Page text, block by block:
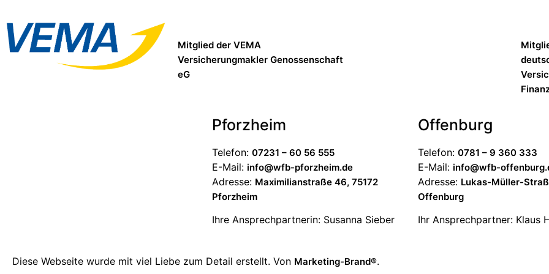
Mitglied der VEMA
Versicherungmakler Genossenschaft
eG
Pforzheim
Telefon: 07231 – 60 56 555
E-Mail: info@wfb-pforzheim.de
Adresse: Maximilianstraße 46, 75172
Pforzheim
Ihre Ansprechpartnerin: Susanna Sieber
Offenburg
Telefon: 0781 – 9 360 333
E-Mail: info@wfb-
Adresse: Lukas-Müller-
Offenburg
Ihr Ansprechpartner: Klaus
Diese Webseite wurde mit viel Liebe zum Detail erstellt. Von Marketing-Brand®.